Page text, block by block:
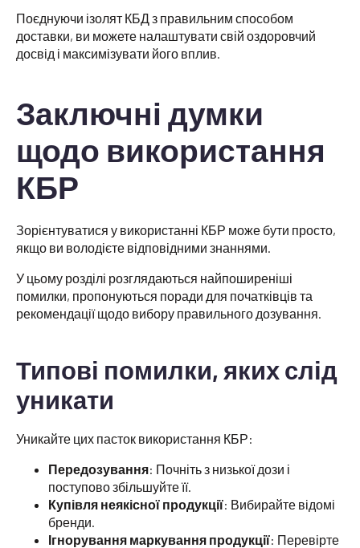
Поєднуючи ізолят КБД з правильним способом
доставки, ви можете налаштувати свій оздоровчий
досвід і максимізувати його вплив.
Заключні думки
щодо використання
КБР
Зорієнтуватися у використанні КБР може бути просто,
якщо ви володієте відповідними знаннями.
У цьому розділі розглядаються найпоширеніші
помилки, пропонуються поради для початківців та
рекомендації щодо вибору правильного дозування.
Типові помилки, яких слід
уникати
Уникайте цих пасток використання КБР:
Передозування: Почніть з низької дози і
поступово збільшуйте її.
Купівля неякісної продукції: Вибирайте відомі
бренди.
Ігнорування маркування продукції: Перевірте